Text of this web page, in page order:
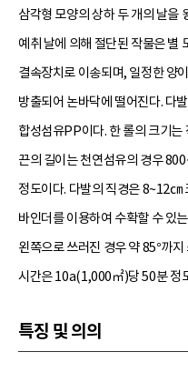
삼각형 모양의 상하 두 개의 날을
예취 날에 의해 절단된 작물은 별
결속장치로 이송되며, 일정한 양
방출되어 논바닥에 떨어진다. 다
합성섬유PP이다. 한 롤의 크기
끈의 길이는 천연섬유의 경우
정도이다. 다발의 직경은 8~12㎝
바인더를 이용하여 수확할 수 있
왼쪽으로 쓰러진 경우 약 85°까
시간은 10a(1,000㎡)당 50분 정
특징 및 의의